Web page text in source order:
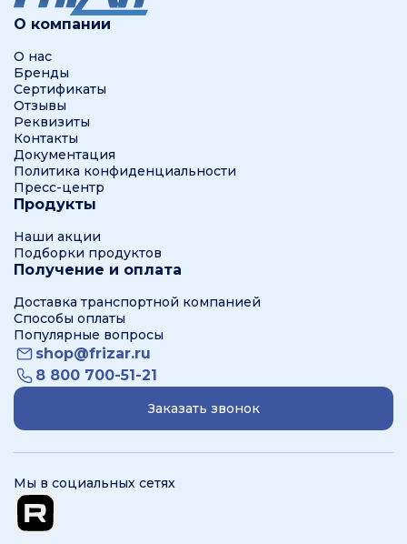
О компании
О нас
Бренды
Сертификаты
Отзывы
Реквизиты
Контакты
Документация
Политика конфиденциальности
Пресс-центр
Продукты
Наши акции
Подборки продуктов
Получение и оплата
Доставка транспортной компанией
Способы оплаты
Популярные вопросы
shop@frizar.ru
8 800 700-51-21
Заказать звонок
Мы в социальных сетях